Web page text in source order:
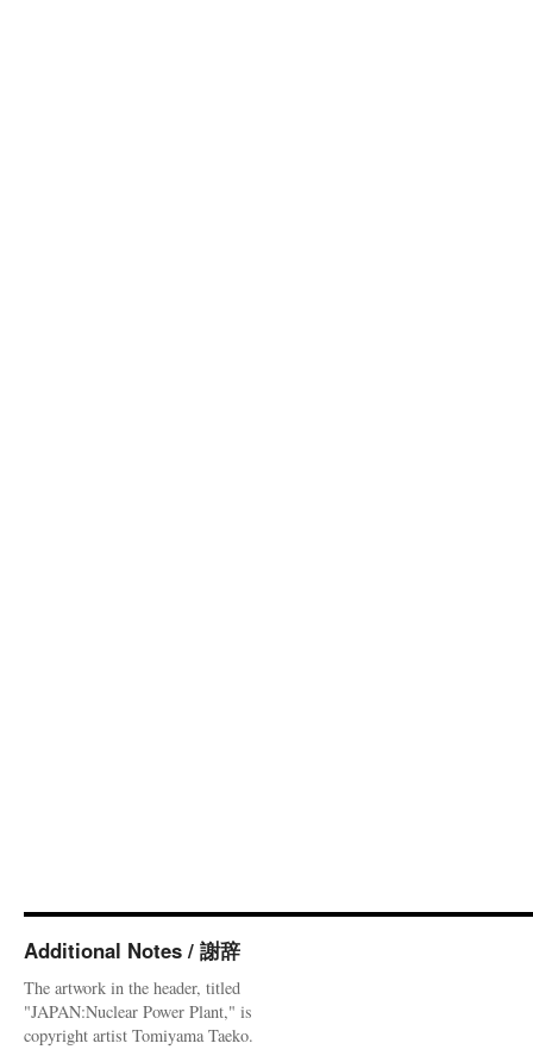
Additional Notes / 謝辞
The artwork in the header, titled
"JAPAN:Nuclear Power Plant," is
copyright artist Tomiyama Taeko.